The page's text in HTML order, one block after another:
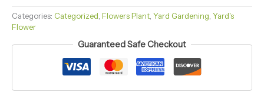
Categories: Categorized Flowers Plant Yard Gardening Yard's
Flower
Guaranteed Safe Checkout